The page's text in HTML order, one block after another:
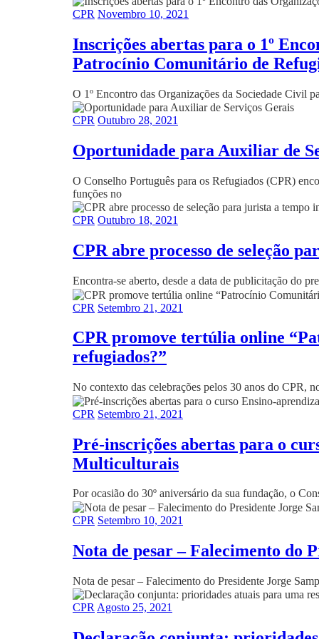
CPR Novembro 10, 2021
Inscrições abertas para o 1º
Patrocínio Comunitário de
O 1º Encontro das Organizações da Sociedade Civil
CPR Outubro 28, 2021
Oportunidade para Auxiliar de
O Conselho Português para os Refugiados (CPR)
funções no
CPR Outubro 18, 2021
CPR abre processo de seleção
Encontra-se aberto, desde a data de publicitação do
CPR Setembro 21, 2021
CPR promove tertúlia online
refugiados?”
No contexto das celebrações pelos 30 anos do CPR,
CPR Setembro 21, 2021
Pré-inscrições abertas para o
Multiculturais
Por ocasião do 30º aniversário da sua fundação, o
CPR Setembro 10, 2021
Nota de pesar – Falecimento do
Nota de pesar – Falecimento do Presidente Jorge
CPR Agosto 25, 2021